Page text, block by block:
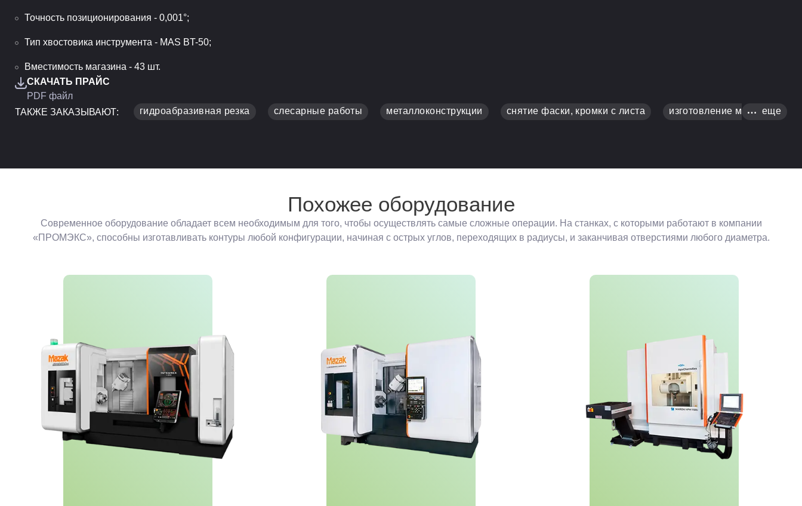
Точность позиционирования - 0,001°;
Тип хвостовика инструмента - MAS BT-50;
Вместимость магазина - 43 шт.
СКАЧАТЬ ПРАЙС
PDF файл
ТАКЖЕ ЗАКАЗЫВАЮТ: гидроабразивная резка слесарные работы металлоконструкции снятие фаски, кромки с листа изготовление еще
Похожее оборудование
Современное оборудование обладает всем необходимым для того, чтобы осуществлять самые сложные операции. На станках, с которыми работают в компании
«ПРОМЭКС», способны изготавливать контуры любой конфигурации, начиная с острых углов, переходящих в радиусы, и заканчивая отверстиями любого диаметра.